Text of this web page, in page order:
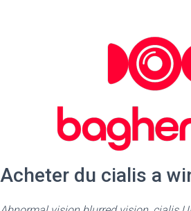
Acheter du cialis a